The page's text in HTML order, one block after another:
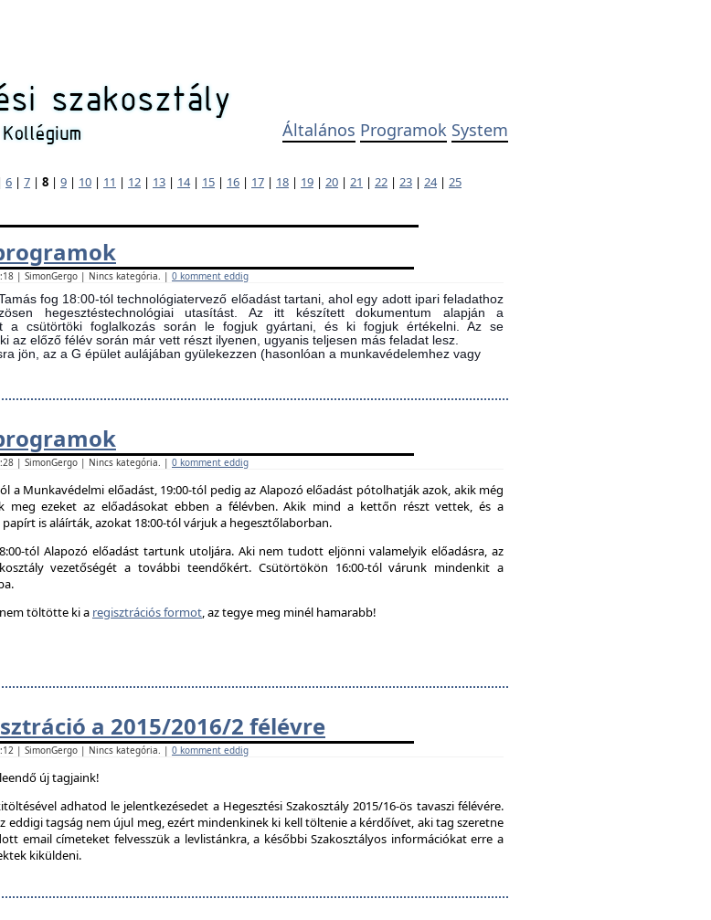
Általános Programok System
6 | 7 | 8 | 9 | 10 | 11 | 12 | 13 | 14| 15 | 16 | 17 | 18 | 19 | 20 | 21 | 22 | 23 | 24| 25
| SimonGergo | Nincs kategória. | 0 komment eddig
fog 18:00-tól technológiatervező előadást tartani, ahol egy adott ipari feladathoz
hegesztéstechnológiai utasítást. Az itt készített dokumentum alapján a
a csütörtöki foglalkozás során le fogjuk gyártani, és ki fogjuk értékelni. Az se
az előző félév során már vett részt ilyenen, ugyanis teljesen más feladat lesz.
jön, az a G épület aulájában gyülekezzen (hasonlóan a munkavédelemhez vagy
| SimonGergo | Nincs kategória. | 0 komment eddig
a Munkavédelmi előadást, 19:00-tól pedig az Alapozó előadást pótolhatják azok, akik még
meg ezeket az előadásokat ebben a félévben. Akik mind a kettőn részt vettek, és a
is aláírták, azokat 18:00-tól várjuk a hegesztőlaborban.
tól Alapozó előadást tartunk utoljára. Aki nem tudott eljönni valamelyik előadásra, az
vezetőségét a további teendőkért. Csütörtökön 16:00-tól várunk mindenkit a
töltötte ki a regisztrációs formot, az tegye meg minél hamarabb!
a 2015/2016/2 félévre
| SimonGergo | Nincs kategória. | 0 komment eddig
új tagjaink!
adhatod le jelentkezésedet a Hegesztési Szakosztály 2015/16-ös tavaszi félévére.
eddigi tagság nem újul meg, ezért mindenkinek ki kell töltenie a kérdőívet, aki tag szeretne
email címeteket felvesszük a levlistánkra, a későbbi Szakosztályos információkat erre a
kiküldeni.